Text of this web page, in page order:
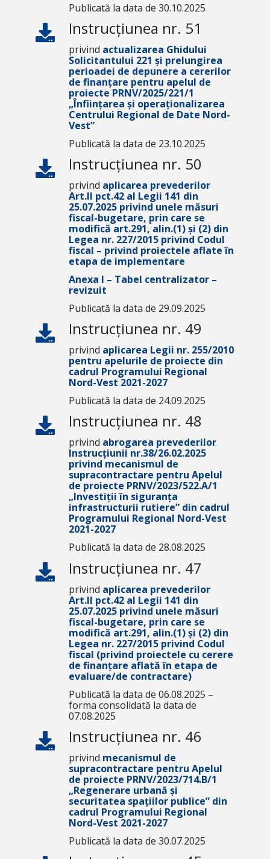
Publicată la data de 30.10.2025
Instrucțiunea nr. 51
privind actualizarea Ghidului
Solicitantului 221 și prelungirea
perioadei de depunere a cererilor
de finanțare pentru apelul de
proiecte PRNV/2025/221/1
„Înființarea și operaționalizarea
Centrului Regional de Date Nord-
Vest”
Publicată la data de 23.10.2025
Instrucțiunea nr. 50
privind aplicarea prevederilor
Art.II pct.42 al Legii 141 din
25.07.2025 privind unele măsuri
fiscal-bugetare, prin care se
modifică art.291, alin.(1) și (2) din
Legea nr. 227/2015 privind Codul
fiscal – privind proiectele aflate în
etapa de implementare
Anexa I – Tabel centralizator –
revizuit
Publicată la data de 29.09.2025
Instrucțiunea nr. 49
privind aplicarea Legii nr. 255/2010
pentru apelurile de proiecte din
cadrul Programului Regional
Nord-Vest 2021-2027
Publicată la data de 24.09.2025
Instrucțiunea nr. 48
privind abrogarea prevederilor
Instrucțiunii nr.38/26.02.2025
privind mecanismul de
supracontractare pentru Apelul
de proiecte PRNV/2023/522.A/1
„Investiții în siguranța
infrastructurii rutiere” din cadrul
Programului Regional Nord-Vest
2021-2027
Publicată la data de 28.08.2025
Instrucțiunea nr. 47
privind aplicarea prevederilor
Art.II pct.42 al Legii 141 din
25.07.2025 privind unele măsuri
fiscal-bugetare, prin care se
modifică art.291, alin.(1) și (2) din
Legea nr. 227/2015 privind Codul
fiscal (privind proiectele cu cerere
de finanțare aflată în etapa de
evaluare/de contractare)
Publicată la data de 06.08.2025 –
forma consolidată la data de
07.08.2025
Instrucțiunea nr. 46
privind mecanismul de
supracontractare pentru Apelul
de proiecte PRNV/2023/714.B/1
„Regenerare urbană și
securitatea spațiilor publice” din
cadrul Programului Regional
Nord-Vest 2021-2027
Publicată la data de 30.07.2025